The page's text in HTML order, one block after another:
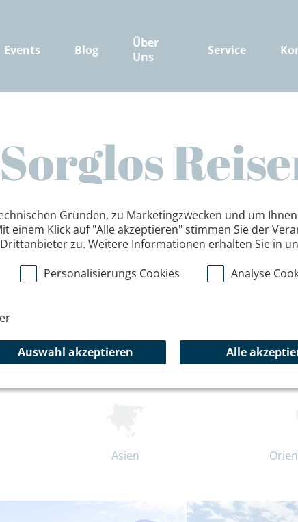
Events Blog
Über
Uns
Service
Sorglos
ist die Durchführung
Asien
Gründen, zu Marketingzwecken und um
einem Klick auf "Alle akzeptieren" stimmen Sie der
zu. Weitere Informationen erhalten Sie in
Personalisierungs Cookies Analyse
Auswahl akzeptieren Alle